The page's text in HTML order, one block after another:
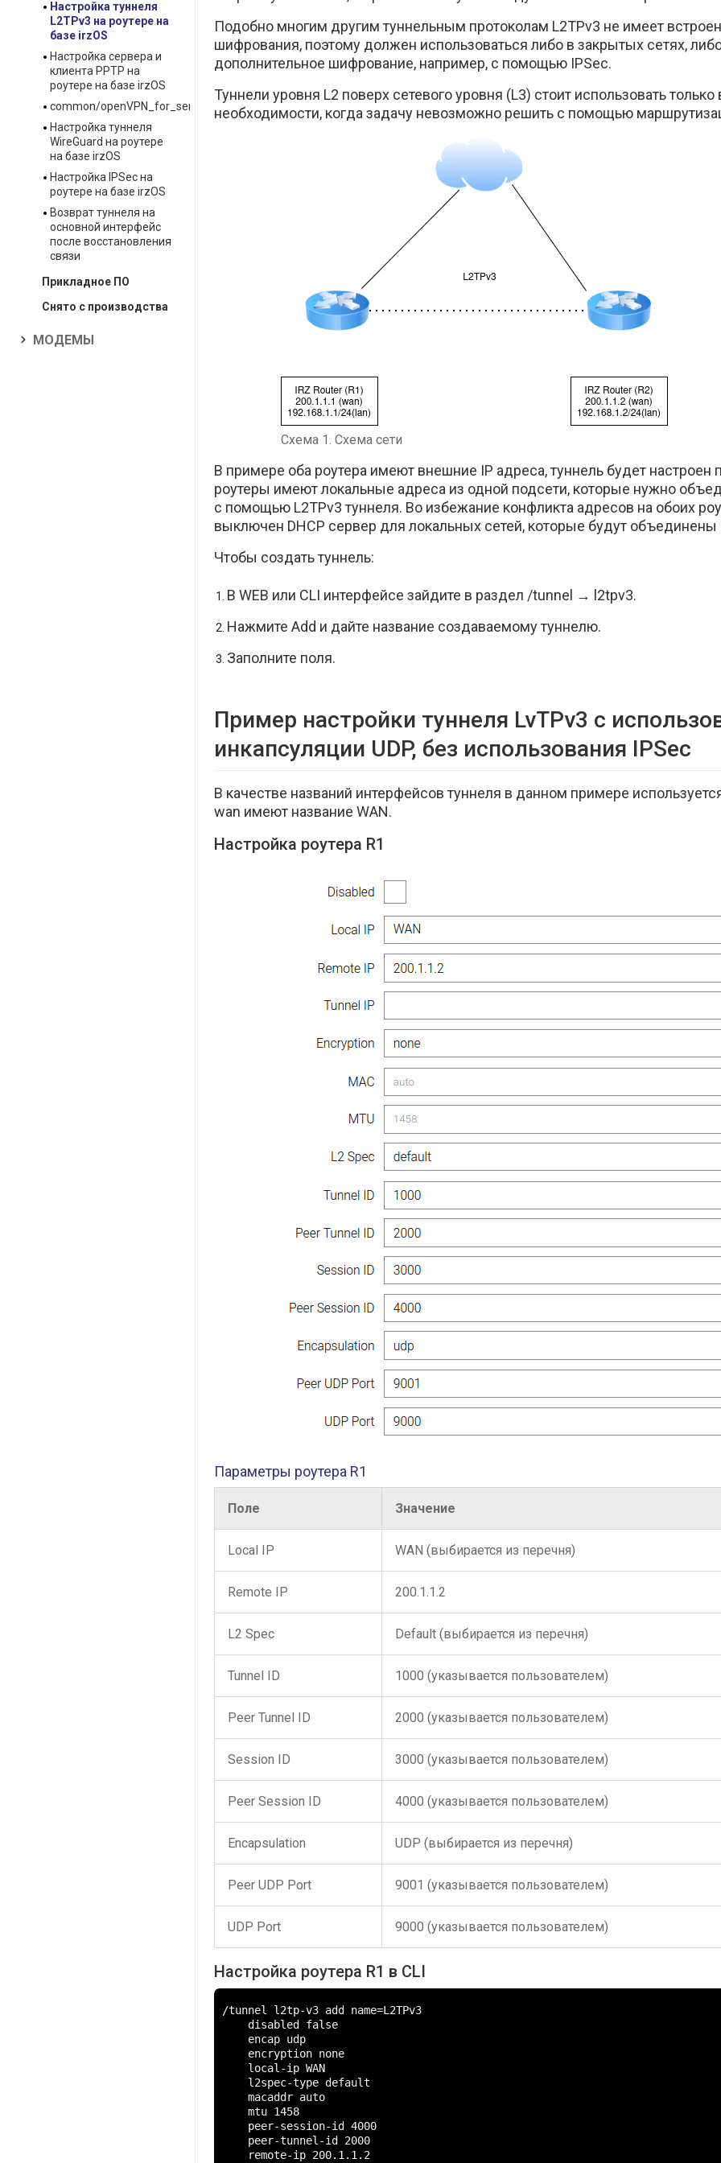
Настройка туннеля
L2TPv3 на роутере на
базе irzOS
Настройка сервера и
клиента PPTP на
роутере на базе irzOS
common/openVPN_for_server_client_setting.adoc
Настройка туннеля
WireGuard на роутере
на базе irzOS
Настройка IPSec на
роутере на базе irzOS
Возврат туннеля на
основной интерфейс
после восстановления
связи
Прикладное ПО
Снято с производства
МОДЕМЫ
Подобно многим другим туннельным протоколам L2TPv3 не имеет
шифрования, поэтому должен использоваться либо в закрытых сетях,
дополнительное шифрование, например, с помощью IPSec.
Туннели уровня L2 поверх сетевого уровня (L3) стоит использовать только
необходимости, когда задачу невозможно решить с помощью
Схема 1. Схема сети
В примере оба роутера имеют внешние IP адреса, туннель будет настроен
роутеры имеют локальные адреса из одной подсети, которые нужно
с помощью L2TPv3 туннеля. Во избежание конфликта адресов на обоих
выключен DHCP сервер для локальных сетей, которые будут
Чтобы создать туннель:
В WEB или CLI интерфейсе зайдите в раздел /tunnel → l2tpv3.
Нажмите Add и дайте название создаваемому туннелю.
Заполните поля.
Пример настройки туннеля LvTPv3 с
инкапсуляции UDP, без использования IPSec
В качестве названий интерфейсов туннеля в данном примере
wan имеют название WAN.
Настройка роутера R1
Параметры роутера R1
Поле Значение
Local IP WAN (выбирается из перечня)
Remote IP 200.1.1.2
L2 Spec Default (выбирается из перечня)
Tunnel ID 1000 (указывается пользователем)
Peer Tunnel ID 2000 (указывается пользователем)
Session ID 3000 (указывается пользователем)
Peer Session ID 4000 (указывается пользователем)
Encapsulation UDP (выбирается из перечня)
Peer UDP Port 9001 (указывается пользователем)
UDP Port 9000 (указывается пользователем)
Настройка роутера R1 в CLI
/tunnel l2tp-v3 add name=L2TPv3
    disabled false
    encap udp
    encryption none
    local-ip WAN
    l2spec-type default
    macaddr auto
    mtu 1458
    peer-session-id 4000
    peer-tunnel-id 2000
    remote-ip 200.1.1.2